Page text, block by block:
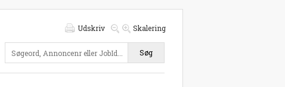
Udskriv Skalering
Søg